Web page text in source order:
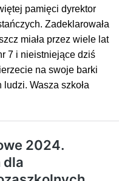
pamięci dyrektor
Zadeklarowała
miała przez wiele lat
7 i nieistniejące dziś
na swoje barki
Wasza szkoła